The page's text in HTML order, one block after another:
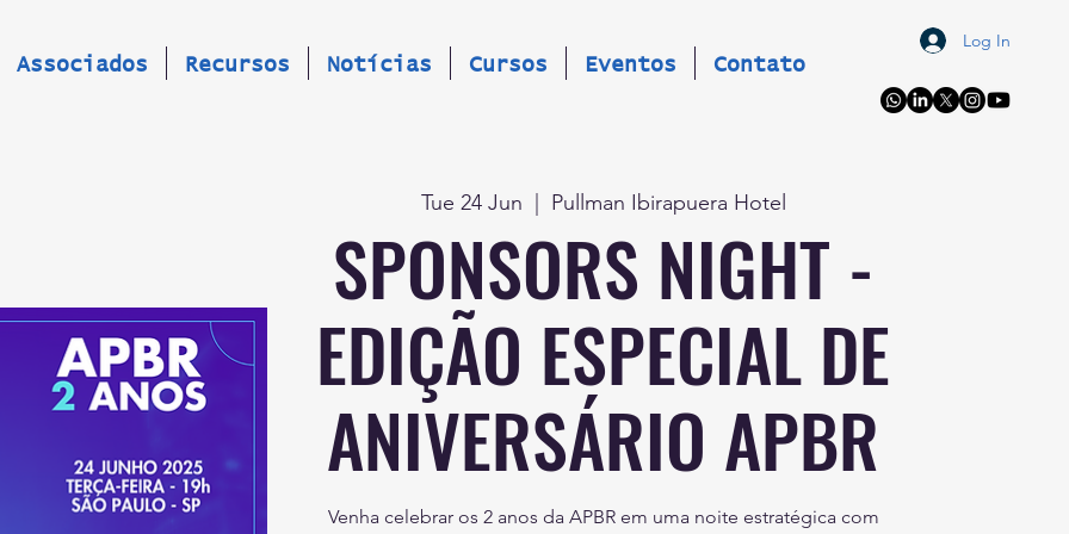
Associados Recursos Notícias Cursos Eventos Contato
Log In
Tue 24 Jun Pullman Ibirapuera Hotel
SPONSORS NIGHT -
EDIÇÃO ESPECIAL DE
ANIVERSÁRIO APBR
Venha celebrar os 2 anos da APBR em uma noite estratégica com